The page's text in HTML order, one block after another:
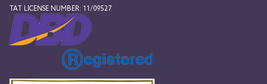
TAT LICENSE NUMBER: 11/09527